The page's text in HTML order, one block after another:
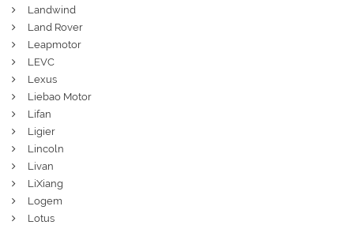
Landwind
Land Rover
Leapmotor
LEVC
Lexus
Liebao Motor
Lifan
Ligier
Lincoln
Livan
LiXiang
Logem
Lotus